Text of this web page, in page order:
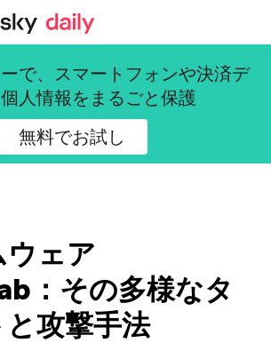
カスペルスキー公式ブログ
で、スマートフォンや決済デ
人情報をまるごと保護
無料でお試し
ウェア
：その多様なタ
攻撃手法